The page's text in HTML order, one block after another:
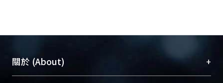
關於 (About) +